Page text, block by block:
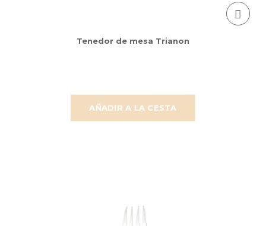
AÑADIR A LA CESTA
Tenedor de mesa Trianon